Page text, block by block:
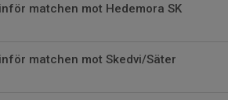
matchen mot Hedemora SK
matchen mot Skedvi/Säter